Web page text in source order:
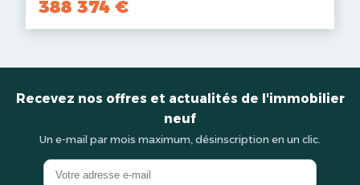
388 374 €
Recevez nos offres et actualités de l'immobilier
neuf
Un e-mail par mois maximum, désinscription en un clic.